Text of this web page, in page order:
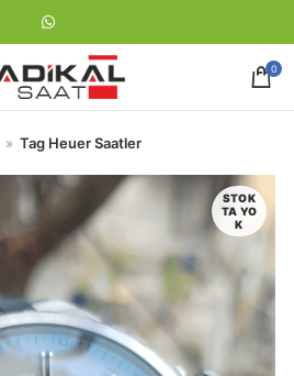
0
Tag Heuer Saatler
STOK
TA YO
K